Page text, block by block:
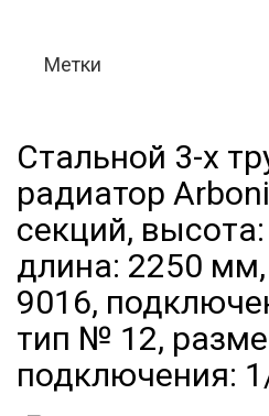
Метки
Стальной 3-х
радиатор
секций,
длина: 2250 мм,
9016,
тип № 12,
подключения: